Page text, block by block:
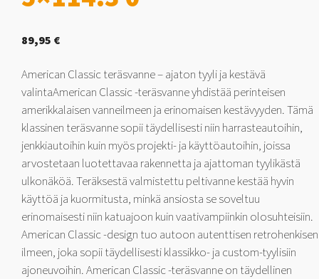
89,95 €
American Classic teräsvanne – ajaton tyyli ja kestävä
valintaAmerican Classic -teräsvanne yhdistää perinteisen
amerikkalaisen vanneilmeen ja erinomaisen kestävyyden. Tämä
klassinen teräsvanne sopii täydellisesti niin harrasteautoihin,
jenkkiautoihin kuin myös projekti- ja käyttöautoihin, joissa
arvostetaan luotettavaa rakennetta ja ajattoman tyylikästä
ulkonäköä. Teräksestä valmistettu peltivanne kestää hyvin
käyttöä ja kuormitusta, minkä ansiosta se soveltuu
erinomaisesti niin katuajoon kuin vaativampiinkin olosuhteisiin.
American Classic -design tuo autoon autenttisen retrohenkisen
ilmeen, joka sopii täydellisesti klassikko- ja custom-tyylisiin
ajoneuvoihin. American Classic -teräsvanne on täydellinen